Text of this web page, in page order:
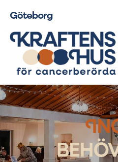
Göteborg
I